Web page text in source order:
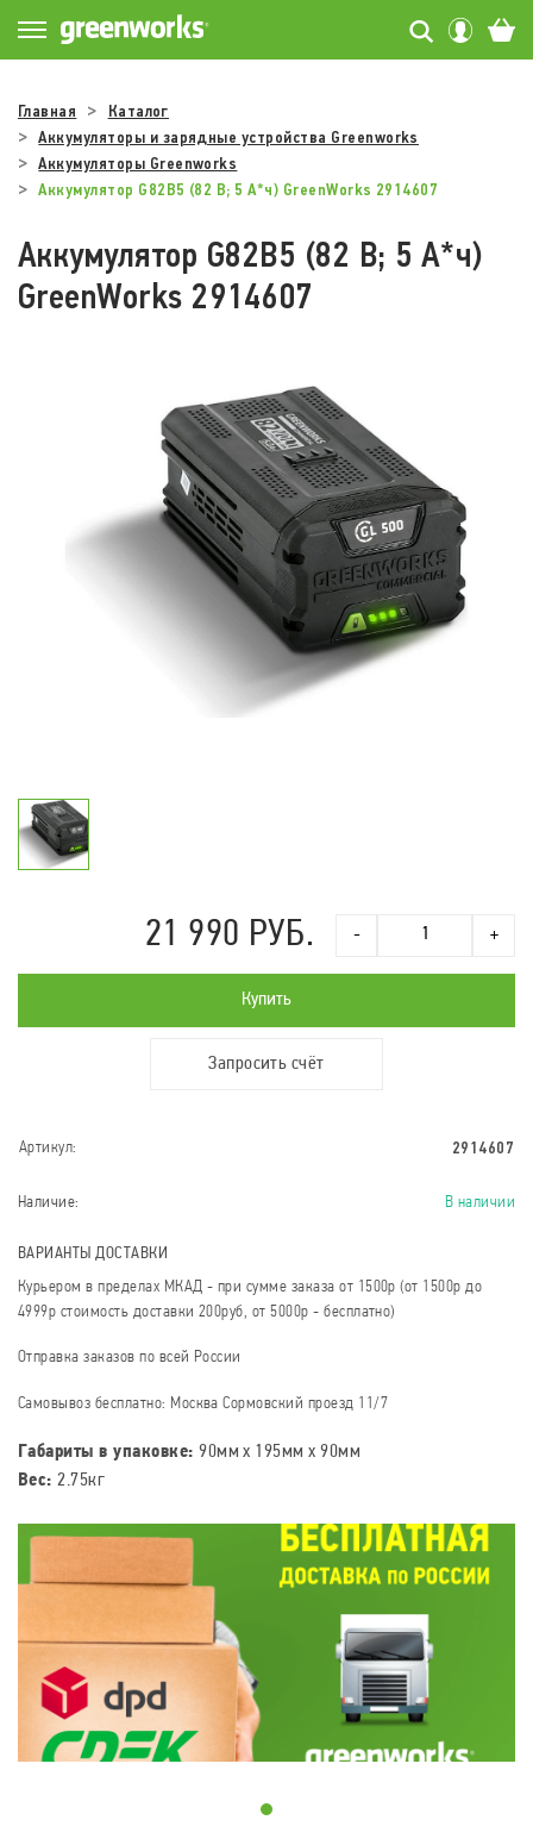
Главная
Каталог
Аккумуляторы и зарядные устройства Greenworks
Аккумуляторы Greenworks
Аккумулятор G82B5 (82 В; 5 А*ч) GreenWorks 2914607
Аккумулятор G82B5 (82 В; 5 А*ч)
GreenWorks 2914607
21 990 РУБ. - +
Купить
Запросить счёт
Артикул: 2914607
Наличие: В наличии
ВАРИАНТЫ ДОСТАВКИ
Курьером в пределах МКАД - при сумме заказа от 1500р (от 1500р до
4999р стоимость доставки 200руб, от 5000р - бесплатно)
Отправка заказов по всей России
Самовывоз бесплатно: Москва Сормовский проезд 11/7
Габариты в упаковке:90мм x 195мм x 90мм
Вес:2.75кг